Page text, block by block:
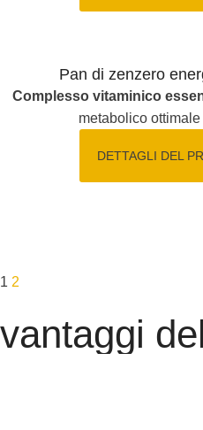
Pan di zenzero
Complesso vitaminico
metabolico
DETTAGLI DEL
1 2
vantaggi